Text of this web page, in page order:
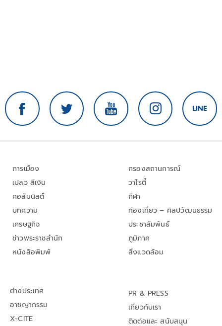
การเมือง
เปลว สีเงิน
คอลัมนิสต์
บทความ
เศรษฐกิจ
ข่าวพระราชสำนัก
หนังสือพิมพ์
กรองสถานการณ์
วาไรตี้
กีฬา
ท่องเที่ยว – ศิลปวัฒนธรรม
ประชาสัมพันธ์
ภูมิภาค
สิ่งแวดล้อม
ต่างประเทศ
อาชญากรรม
X-CITE
PR & PRESS
เกี่ยวกับเรา
ติดต่อและ สนับสนุน